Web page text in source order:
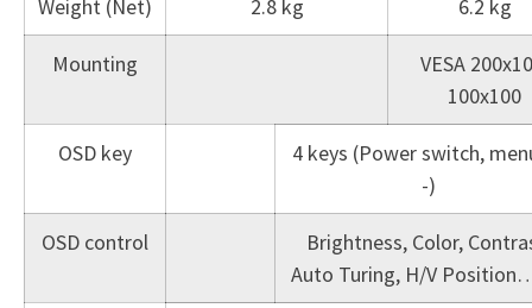
Weight (Net) 2.8 kg 6.2 kg
Mounting
VESA
100x100
OSD key
4 keys (Power switch,
-)
OSD control
Brightness, Color,
Auto Turing, H/V